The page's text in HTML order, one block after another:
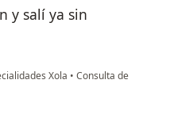
y salí ya sin
Xola • Consulta de